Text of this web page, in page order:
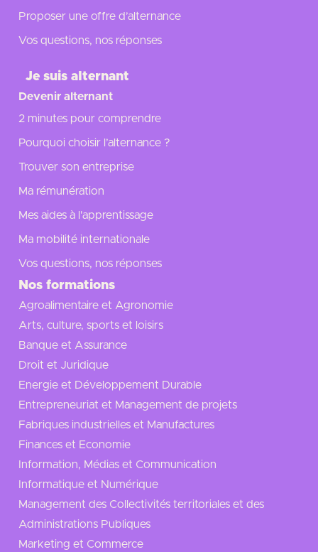
Proposer une offre d’alternance
Vos questions, nos réponses
Je suis alternant
Devenir alternant
2 minutes pour comprendre
Pourquoi choisir l’alternance ?
Trouver son entreprise
Ma rémunération
Mes aides à l'apprentissage
Ma mobilité internationale
Vos questions, nos réponses
Nos formations
Agroalimentaire et Agronomie
Arts, culture, sports et loisirs
Banque et Assurance
Droit et Juridique
Energie et Développement Durable
Entrepreneuriat et Management de projets
Fabriques industrielles et Manufactures
Finances et Economie
Information, Médias et Communication
Informatique et Numérique
Management des Collectivités territoriales et des
Administrations Publiques
Marketing et Commerce